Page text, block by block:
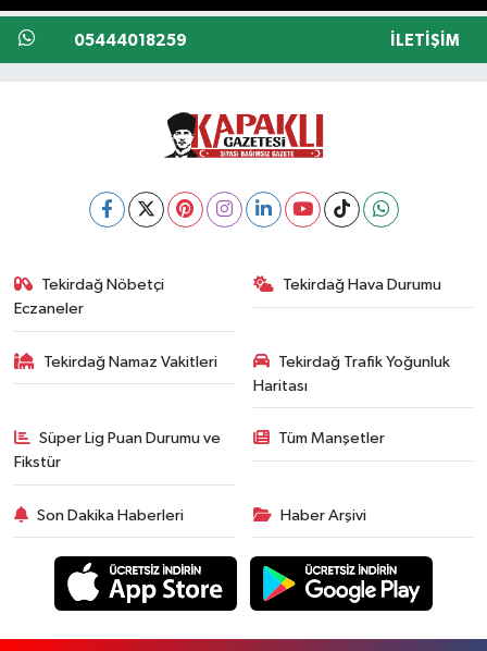
05444018259 İLETIŞIM
Tekirdağ Nöbetçi
Eczaneler
Tekirdağ Hava Durumu
Tekirdağ Namaz Vakitleri
Tekirdağ Trafik Yoğunluk
Haritası
Süper Lig Puan Durumu ve
Fikstür
Tüm Manşetler
Son Dakika Haberleri Haber Arşivi